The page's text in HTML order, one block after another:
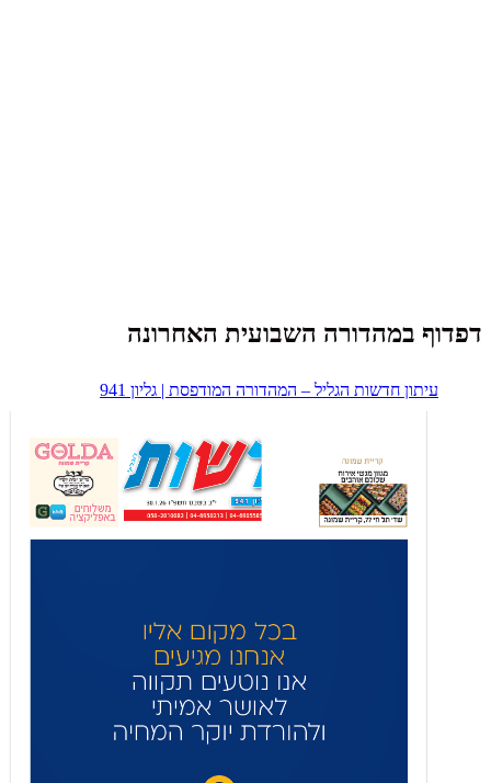
דפדוף במהדורה השבועית האחרונה
עיתון חדשות הגליל – המהדורה המודפסת | גליון 941